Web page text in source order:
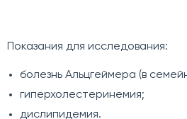
Показания для исследования:
болезнь Альцгеймера (в
гиперхолестеринемия;
дислипидемия.